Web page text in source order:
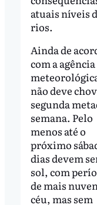
atuais níveis
rios.
Ainda de
com a agência
não deve
segunda
semana. Pelo
menos até o
próximo
dias devem
sol, com
de mais
céu, mas sem